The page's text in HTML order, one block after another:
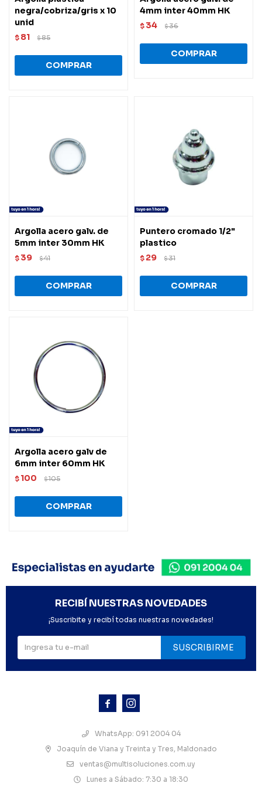
negra/cobriza/gris x 10
unid
$ 81 $85
4mm inter 40mm HK
$ 34 $36
Argolla acero galv. de
5mm inter 30mm HK
$ 39 $41
Puntero cromado 1/2"
plastico
$ 29 $31
Argolla acero galv de
6mm inter 60mm HK
$ 100 $105
 
WhatsApp: 091 2004 04
Joaquín de Viana y Treinta y Tres, Maldonado
ventas@multisoluciones.com.uy
Lunes a Sábado: 7:30 a 18:30
RECIBÍ NUESTRAS NOVEDADES
¡Suscribite y recibí todas nuestras novedades!
SUSCRIBIRME